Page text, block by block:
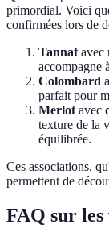
primordial. Voici
confirmées lors de
Tannat avec
accompagne
Colombard
parfait pour
Merlot avec
texture de la
équilibrée.
Ces associations,
permettent de
FAQ sur les